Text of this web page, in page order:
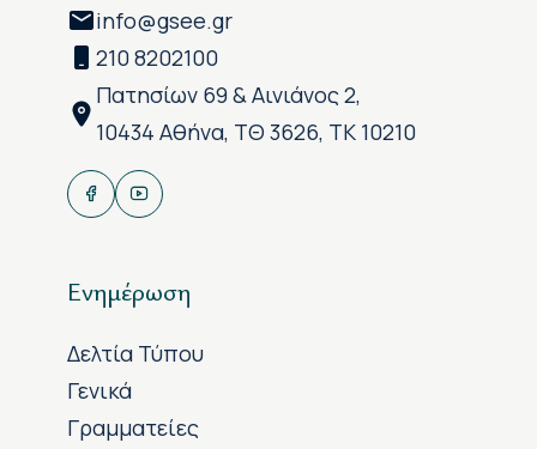
info@gsee.gr
210 8202100
Πατησίων 69 & Αινιάνος 2,
10434 Αθήνα, ΤΘ 3626, ΤΚ 10210
Ενημέρωση
Δελτία Τύπου
Γενικά
Γραμματείες